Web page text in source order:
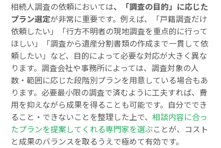
相続人調査の依頼においては、「調査の目的」に応じた
プラン選定が非常に重要です。例えば、「戸籍調査だけ
依頼したい」「行方不明者の現地調査を重点的に行って
ほしい」「調査から遺産分割書類の作成まで一貫して依
頼したい」など、目的によって必要な対応が大きく異な
ります。調査会社や事務所によっては、調査対象の人
数・範囲に応じた段階別プランを用意している場合もあ
ります。必要最小限の調査で済むように工夫すれば、費
用を抑えながら成果を得ることも可能です。自分ででき
ること・できないことを整理した上で、相談内容に合っ
たプランを提案してくれる専門家を選ぶことが、コスト
と成果のバランスを取るうえで極めて有効です。